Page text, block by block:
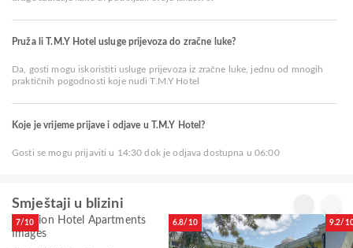
Pruža li T.M.Y Hotel usluge prijevoza do zračne luke?
Da, gosti mogu iskoristiti usluge prijevoza iz zračne luke, jednu od mnogih
praktičnih pogodnosti koje nudi T.M.Y Hotel
Koje je vrijeme prijave i odjave u T.M.Y Hotel?
Gosti se mogu prijaviti u 14:30 dok je odjava dostupna u 06:00
Smještaji u blizini
7/10 6.8/10 9.2/